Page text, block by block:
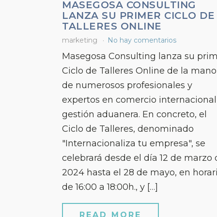
MASEGOSA CONSULTING
LANZA SU PRIMER CICLO DE
TALLERES ONLINE
marketing No hay comentarios
Masegosa Consulting lanza su
Ciclo de Talleres Online de la mano
de numerosos profesionales y
expertos en comercio
gestión aduanera. En concreto, el
Ciclo de Talleres, denominado
"Internacionaliza tu empresa", se
celebrará desde el día 12 de marzo
2024 hasta el 28 de mayo, en
de 16:00 a 18:00h., y […]
READ MORE